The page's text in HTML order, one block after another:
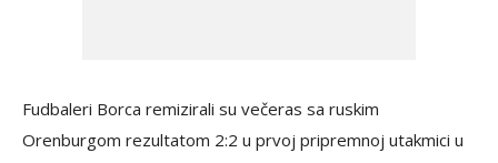
Fudbaleri Borca remizirali su večeras sa ruskim
Orenburgom rezultatom 2:2 u prvoj pripremnoj utakmici u